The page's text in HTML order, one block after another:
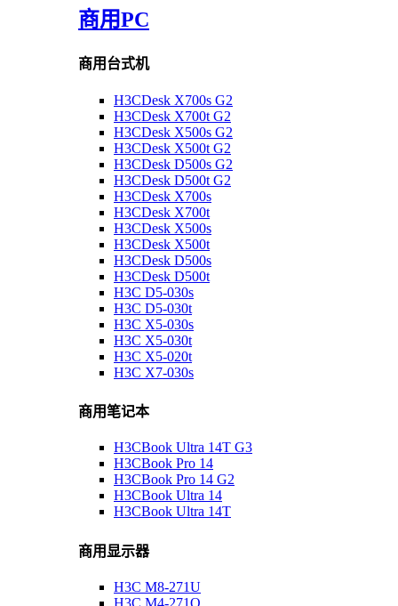
商用PC
商用台式机
H3CDesk X700s G2
H3CDesk X700t G2
H3CDesk X500s G2
H3CDesk X500t G2
H3CDesk D500s G2
H3CDesk D500t G2
H3CDesk X700s
H3CDesk X700t
H3CDesk X500s
H3CDesk X500t
H3CDesk D500s
H3CDesk D500t
H3C D5-030s
H3C D5-030t
H3C X5-030s
H3C X5-030t
H3C X5-020t
H3C X7-030s
商用笔记本
H3CBook Ultra 14T G3
H3CBook Pro 14
H3CBook Pro 14 G2
H3CBook Ultra 14
H3CBook Ultra 14T
商用显示器
H3C M8-271U
H3C M4-271Q